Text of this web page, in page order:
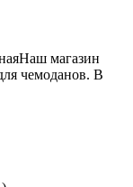
магазин
чемоданов. В